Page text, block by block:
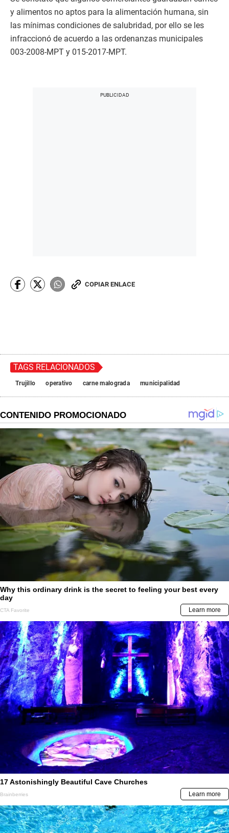
y alimentos no aptos para la alimentación humana, sin
las mínimas condiciones de salubridad, por ello se les
infraccionó de acuerdo a las ordenanzas municipales
003-2008-MPT y 015-2017-MPT.
COPIAR ENLACE
TAGS RELACIONADOS
Trujillo operativo carne malograda municipalidad